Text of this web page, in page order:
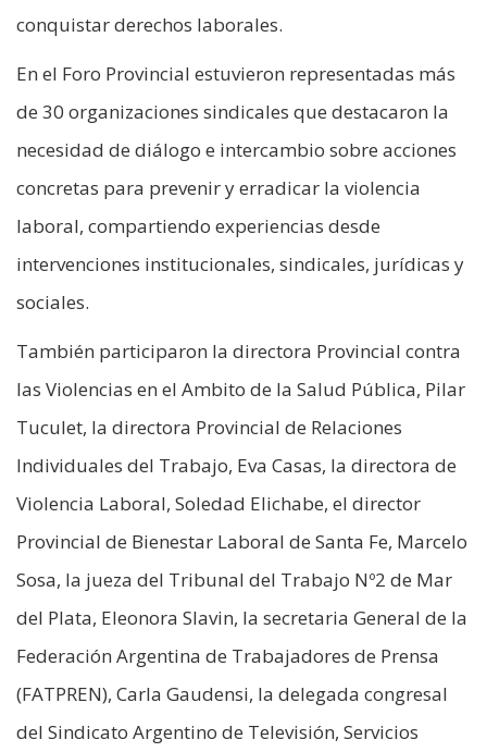
conquistar derechos laborales.
En el Foro Provincial estuvieron representadas más
de 30 organizaciones sindicales que destacaron la
necesidad de diálogo e intercambio sobre acciones
concretas para prevenir y erradicar la violencia
laboral, compartiendo experiencias desde
intervenciones institucionales, sindicales, jurídicas y
sociales.
También participaron la directora Provincial contra
las Violencias en el Ambito de la Salud Pública, Pilar
Tuculet, la directora Provincial de Relaciones
Individuales del Trabajo, Eva Casas, la directora de
Violencia Laboral, Soledad Elichabe, el director
Provincial de Bienestar Laboral de Santa Fe, Marcelo
Sosa, la jueza del Tribunal del Trabajo Nº2 de Mar
del Plata, Eleonora Slavin, la secretaria General de la
Federación Argentina de Trabajadores de Prensa
(FATPREN), Carla Gaudensi, la delegada congresal
del Sindicato Argentino de Televisión, Servicios